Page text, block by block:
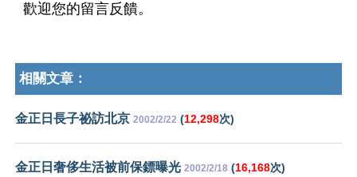
歡迎您的留言反饋。
相關文章：
金正日長子祕訪北京 2002/2/22 (12,298次)
金正日奢侈生活被前保鏢曝光 2002/2/18 (16,168次)